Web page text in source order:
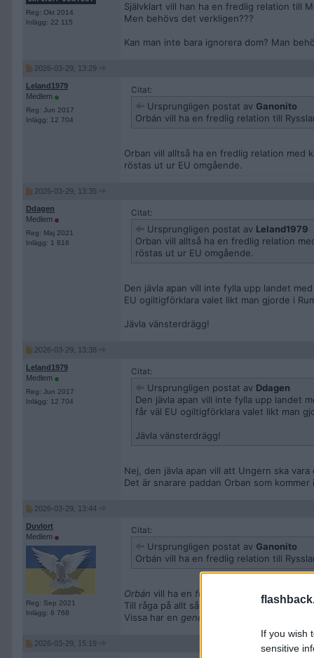
If you wish
sensitive
Reg: Okt 2014
Inlägg: 22 115
Självklart vill han ha en fredlig relation till
Men behövs det verkligen???
Kan man inte bara ignorera dom? Man
2026-03-29, 13:29
Leland1979
Medlem
Reg: Jun 2017
Inlägg: 12 704
Citat:
Ursprungligen postat av Ganonito
Orbán vill ha en fredlig relation till
Orban vill alltså ha en fredlig relation med
röstas ut ur EU omgående.
2026-03-29, 13:35
Ddagen
Medlem
Reg: Maj 2021
Inlägg: 1 816
Citat:
Ursprungligen postat av Leland1979
Orban vill alltså ha en fredlig relation
röstas ut ur EU omgående.
Den jävla apan vill inte fylla upp landet
EU ogiltigförklara valet likt man gjorde i
Jävla vänsterdrägg!
2026-03-29, 13:38
Leland1979
Medlem
Reg: Jun 2017
Inlägg: 12 704
Citat:
Ursprungligen postat av Ddagen
Den jävla apan vill inte fylla upp landet
får väl EU ogiltigförklara valet likt man
Jävla vänsterdrägg!
Nej, den jävla apan vill att Ungern ska
Det är snarare paddan Orban som
2026-03-29, 13:44
Duvlort
Medlem
Reg: Sep 2021
Inlägg: 6 768
Citat:
Ursprungligen postat av Ganonito
Orbán vill ha en fredlig relation till
Orbán vill ha en fredlig
relation med en av
Till råga på allt så är man
med den
Vissa har en generös
2026-03-29, 15:19